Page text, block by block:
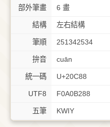
部外筆畫 6 畫
結構 左右結構
筆順 251342534
拚音 cuān
統一碼 U+20C88
UTF8 F0A0B288
五筆 KWIY